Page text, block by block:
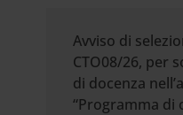
Avviso di
CTO08/26, per
di docenza
“Programma di